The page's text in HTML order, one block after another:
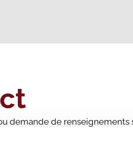
demande de renseignements